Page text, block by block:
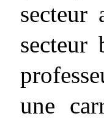
secteur
secteur
une